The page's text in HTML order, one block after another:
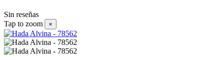
Sin reseñas
Tap to zoom
×